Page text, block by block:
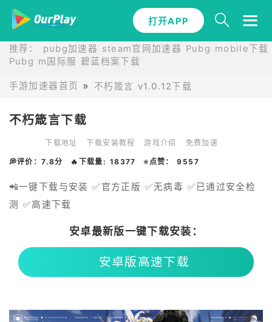
打开APP
推荐： pubg加速器 steam官网加速器 Pubg mobile下载
Pubg m国际服 碧蓝档案下载
手游加速器首页 不朽箴言 v1.0.12下载
不朽箴言下载
下载地址 下载安装教程 游戏介绍 免费加速
💭评价：7.8分 🔥下载量: 18377 ⭐点赞： 9557
📲一键下载与安装 ✅官方正版 ✅无病毒 ✅已通过安全检
测 ✅高速下载
安卓最新版一键下载安装：
安卓版高速下载